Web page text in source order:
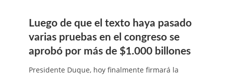
Luego de que el texto haya pasado
varias pruebas en el congreso se
aprobó por más de $1.000 billones
Presidente Duque, hoy finalmente firmará la